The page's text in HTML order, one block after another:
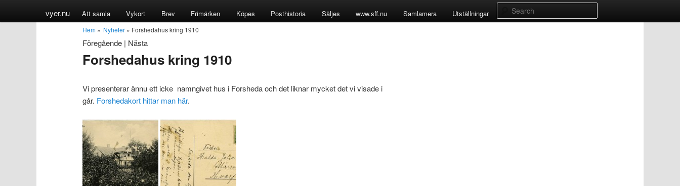
vyer.nu Att samla Vykort Brev Frimärken Köpes Posthistoria Säljes www.sff.nu Samlamera Utställningar Search
Hem » Nyheter » Forshedahus kring 1910
Föregående | Nästa
Forshedahus kring 1910
Vi presenterar ännu ett icke namngivet hus i Forsheda och det liknar mycket det vi visade i
går. Forshedakort hittar man här.